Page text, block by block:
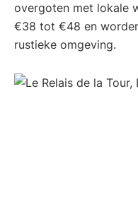
overgoten met lokale
€38 tot €48 en
rustieke omgeving.